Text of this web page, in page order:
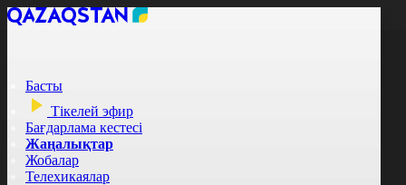
Басты
Тікелей эфир
Бағдарлама кестесі
Жаңалықтар
Жобалар
Телехикаялар